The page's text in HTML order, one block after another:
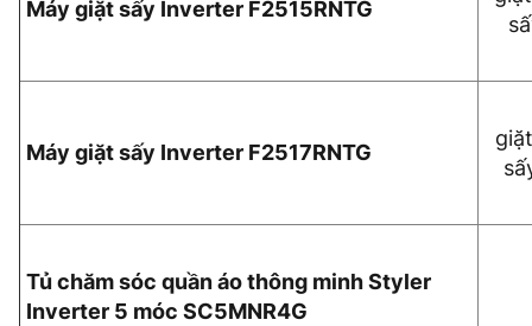
Máy giặt sấy Inverter F2515RNTG
Máy giặt sấy Inverter F2517RNTG
Tủ chăm sóc quần áo thông minh Styler
Inverter 5 móc SC5MNR4G